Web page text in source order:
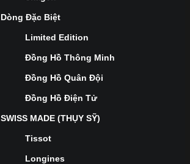
Dòng Đặc Biệt
Limited Edition
Đồng Hồ Thông Minh
Đồng Hồ Quân Đội
Đồng Hồ Điện Tử
SWISS MADE (THỤY SỸ)
Tissot
Longines